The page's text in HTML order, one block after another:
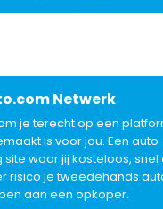
Netwerk
je terecht op een
is voor jou. Een auto
site waar jij kosteloos, snel
risico je tweedehands
aan een opkoper.